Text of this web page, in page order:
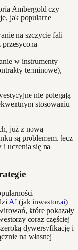
Ambergold czy
jak popularne
na szczycie fali
przesycona
w instrumenty
terminowe),
nie polegają
stosowaniu
już z nową
są problemem, lecz
uczenia się na
AI (jak inwestor.ai)
które pokazały
coraz częściej
dywersyfikację i
na własnej